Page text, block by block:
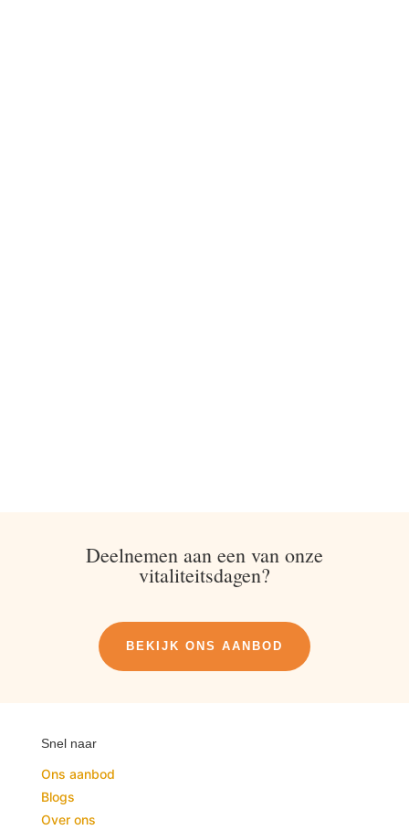
Deelnemen aan een van onze
vitaliteitsdagen?
BEKIJK ONS AANBOD
Snel naar
Ons aanbod
Blogs
Over ons